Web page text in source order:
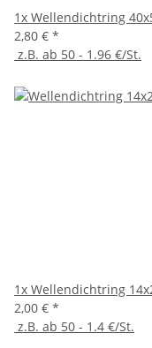
1x Wellendichtring
2,80 € *
z.B. ab 50 - 1.96 €/St.
1x Wellendichtring
2,00 € *
z.B. ab 50 - 1.4 €/St.